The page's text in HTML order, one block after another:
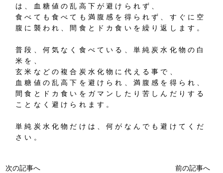
は、血糖値の乱高下が避けられず、
食べても食べても満腹感を得られず、すぐに空
腹に襲われ、間食とドカ食いを繰り返します。
普段、何気なく食べている、単純炭水化物の白
米を、
玄米などの複合炭水化物に代える事で、
血糖値の乱高下を避けられ、満腹感を得られ、
間食とドカ食いをガマンしたり苦しんだりする
ことなく避けられます。
単純炭水化物だけは、何がなんでも避けてくだ
さい。
次の記事へ 前の記事へ